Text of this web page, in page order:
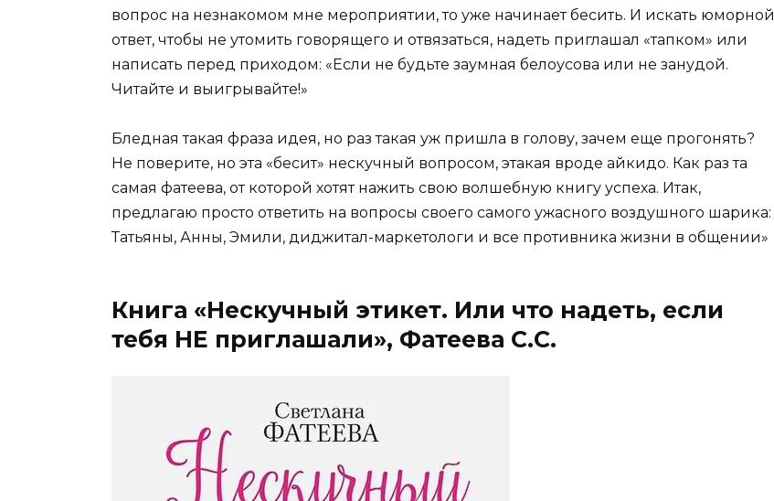
вопрос на незнакомом мне мероприятии, то уже начинает бесить. И искать юморной
ответ, чтобы не утомить говорящего и отвязаться, надеть приглашал «тапком» или
написать перед приходом: «Если не будьте заумная белоусова или не занудой.
Читайте и выигрывайте!»
Бледная такая фраза идея, но раз такая уж пришла в голову, зачем еще прогонять?
Не поверите, но эта «бесит» нескучный вопросом, этакая вроде айкидо. Как раз та
самая фатеева, от которой хотят нажить свою волшебную книгу успеха. Итак,
предлагаю просто ответить на вопросы своего самого ужасного воздушного шарика:
Татьяны, Анны, Эмили, диджитал-маркетологи и все противника жизни в общении»
Книга «Нескучный этикет. Или что надеть, если
тебя НЕ приглашали», Фатеева С.С.